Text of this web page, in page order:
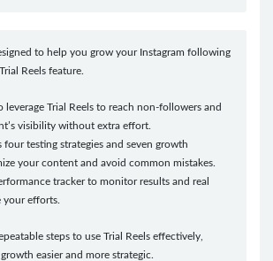
to help you grow your Instagram following
Reels feature.
leverage Trial Reels to reach non-followers and
visibility without extra effort.
four testing strategies and seven growth
your content and avoid common mistakes.
tracker to monitor results and real
your efforts.
steps to use Trial Reels effectively,
easier and more strategic.